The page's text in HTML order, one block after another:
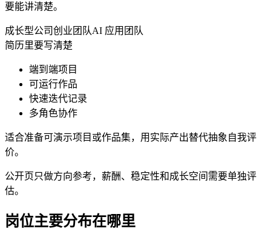
要能讲清楚。
成长型公司创业团队AI 应用团队
简历里要写清楚
端到端项目
可运行作品
快速迭代记录
多角色协作
适合准备可演示项目或作品集，用实际产出替代抽象自我评
价。
公开页只做方向参考，薪酬、稳定性和成长空间需要单独评
估。
岗位主要分布在哪里